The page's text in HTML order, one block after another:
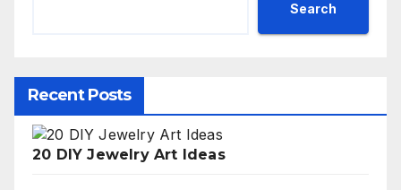
Search
Recent Posts
20 DIY Jewelry Art Ideas